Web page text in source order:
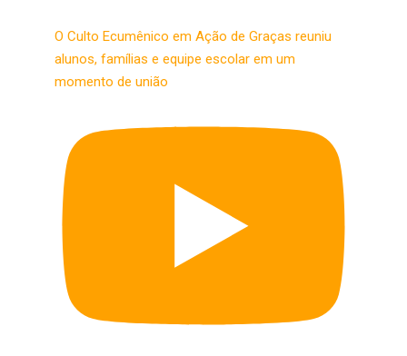
O Culto Ecumênico em Ação de Graças reuniu
alunos, famílias e equipe escolar em um
momento de união